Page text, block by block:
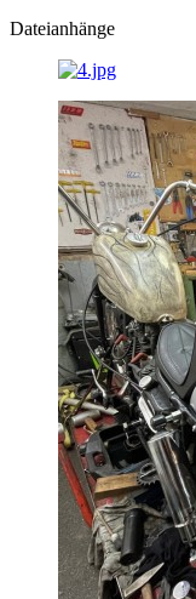
Dateianhänge